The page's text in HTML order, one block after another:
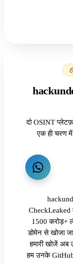
दो OSINT
एक ही चरण
CheckLeaked
1500 करोड़+
डोमेन से खोजा
हमारी खोजें अब
हम उनके GitHub